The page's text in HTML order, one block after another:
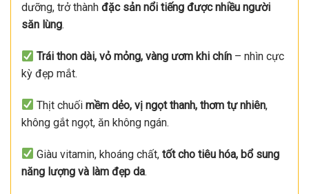
dưỡng, trở thành đặc sản nổi tiếng được nhiều người
săn lùng.
Trái thon dài, vỏ mỏng, vàng ươm khi chín – nhìn cực
kỳ đẹp mắt.
Thịt chuốimềm dẻo, vị ngọt thanh, thơm tự nhiên,
không gắt ngọt, ăn không ngán.
Giàu vitamin, khoáng chất,tốt cho tiêu hóa, bổ sung
năng lượng và làm đẹp da.